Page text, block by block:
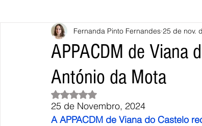
Vila Nova de Cerveira Monção
Terras de Bouro Póvoa de Lanhoso Vieira do
APPACDM de Viana
António da Mota
Fernanda Pinto Fernandes 25 de nov.
Avaliado com NaN de 5 estrelas.
25 de Novembro, 2024
A APPACDM de Viana do Castelo